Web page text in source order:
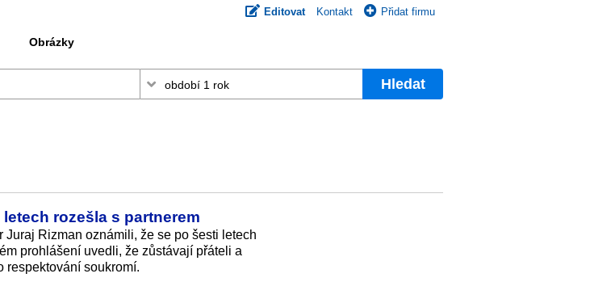
Editovat Kontakt Přidat firmu
Obrázky
Hledat
rozešla s partnerem
Rizman oznámili, že se po šesti letech
prohlášení uvedli, že zůstávají přáteli a
respektování soukromí.